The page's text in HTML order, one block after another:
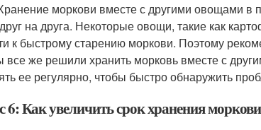
моркови вместе с другими овощами в
на друга. Некоторые овощи, такие как
к быстрому старению моркови. Поэтому
все же решили хранить морковь вместе с
ее регулярно, чтобы быстро обнаружить
6: Как увеличить срок хранения